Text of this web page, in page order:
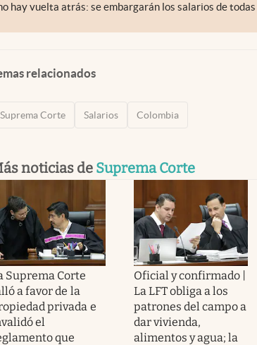
hay vuelta atrás: se embargarán los salarios de
relacionados
Suprema Corte Salarios Colombia
noticias de Suprema Corte
Suprema Corte
a favor de la
privada e
el
que
Oficial y confirmado |
La LFT obliga a los
patrones del campo a
dar vivienda,
alimentos y agua; la